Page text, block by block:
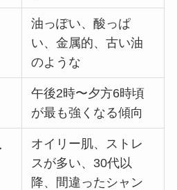
油っぽい、酸っぱ
い、金属的、古い油
のような
午後2時〜夕方6時頃
が最も強くなる傾向
オイリー肌、ストレ
スが多い、30代以
降、間違ったシャン